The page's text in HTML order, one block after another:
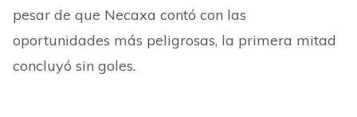
pesar de que Necaxa contó con las
oportunidades más peligrosas, la primera mitad
concluyó sin goles.